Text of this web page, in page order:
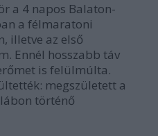
a 4 napos Balaton-
a félmaratoni
illetve az első
Ennél hosszabb táv
is felülmúlta.
megszületett a
történő